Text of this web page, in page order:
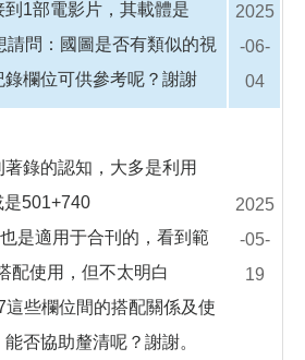
1部電影片，其載體是
請問：國圖是否有類似的視
錄欄位可供參考呢？謝謝
2025
-06-
04
著錄的認知，大多是利用
501+740
是適用于合刊的，看到範
配使用，但不太明白
這些欄位間的搭配關係及使
否協助釐清呢？謝謝。
2025
-05-
19